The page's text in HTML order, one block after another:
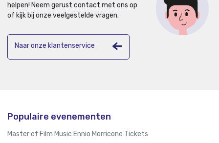
helpen! Neem gerust contact met ons op
of kijk bij onze veelgestelde vragen.
Naar onze klantenservice
Populaire evenementen
Master of Film Music Ennio Morricone Tickets